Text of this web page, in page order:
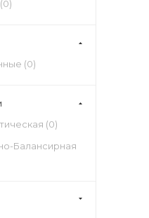
0)
(0)
(0)
Балансирная